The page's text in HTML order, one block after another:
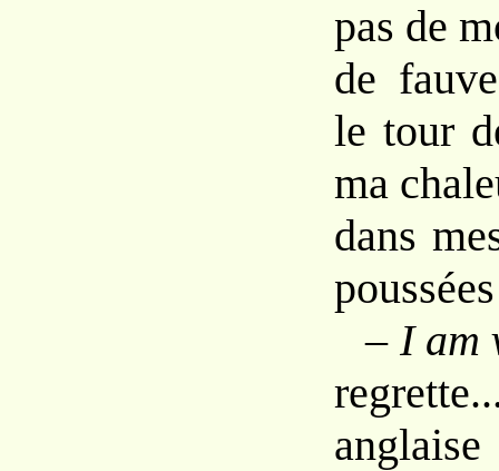
pas de
de
le tour
ma
dans
– I am